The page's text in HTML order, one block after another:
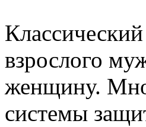
взрослого
женщину.
системы